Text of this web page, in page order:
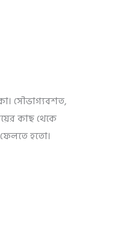
সৌভাগ্যবশত,
কাছ থেকে
হতো।